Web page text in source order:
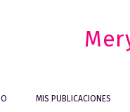
MIS PUBLICACIONES